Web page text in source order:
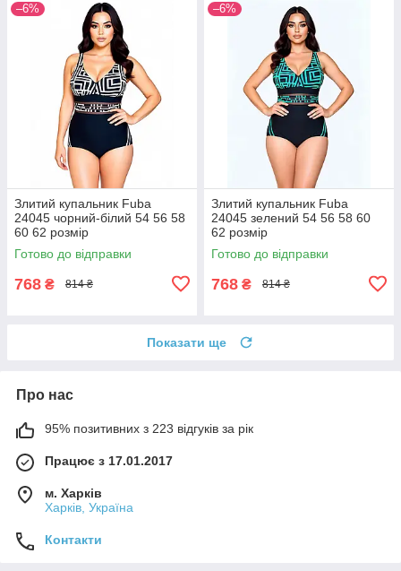
–6%
Злитий купальник Fuba
24045 чорний-білий 54 56 58
60 62 розмір
Готово до відправки
768 ₴ 814 ₴
–6%
Злитий купальник Fuba
24045 зелений 54 56 58 60
62 розмір
Готово до відправки
768 ₴ 814 ₴
Показати ще
Про нас
95% позитивних з 223 відгуків за рік
Працює з 17.01.2017
м. Харків
Харків, Україна
Контакти